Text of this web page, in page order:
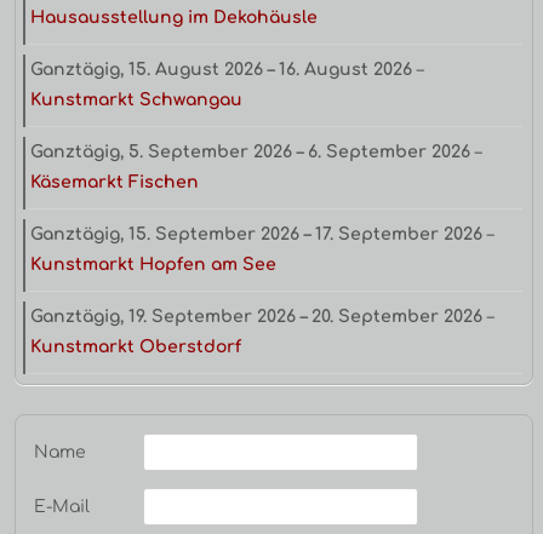
Hausausstellung im Dekohäusle
Ganztägig, 15. August 2026 – 16. August 2026 –
Kunstmarkt Schwangau
Ganztägig, 5. September 2026 – 6. September 2026 –
Käsemarkt Fischen
Ganztägig, 15. September 2026 – 17. September 2026 –
Kunstmarkt Hopfen am See
Ganztägig, 19. September 2026 – 20. September 2026 –
Kunstmarkt Oberstdorf
Name
E-Mail